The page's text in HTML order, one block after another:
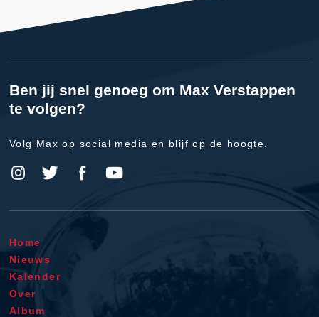
Ben jij snel genoeg om Max Verstappen
te volgen?
Volg Max op social media en blijf op de hoogte.
Home
Nieuws
Kalender
Over
Album